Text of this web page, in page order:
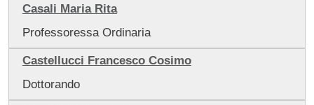
Casali Maria Rita
Professoressa Ordinaria
Castellucci Francesco Cosimo
Dottorando